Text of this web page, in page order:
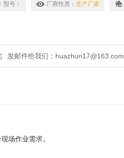
型号： 厂商性质： 生产厂家
发邮件给我们：huazhun17@163.com
场作业需求。